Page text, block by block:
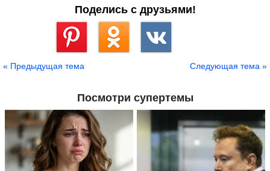
Поделись с друзьями!
« Предыдущая тема Следующая тема »
Посмотри супертемы